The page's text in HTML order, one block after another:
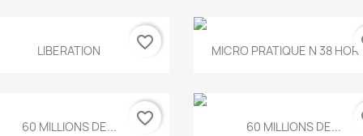
Aperçu rapide
LIBERATION favorite_border Aperçu rapide
MICRO PRATIQUE N 38
Aperçu rapide
60 MILLIONS DE... favorite_border Aperçu rapide
60 MILLIONS DE...